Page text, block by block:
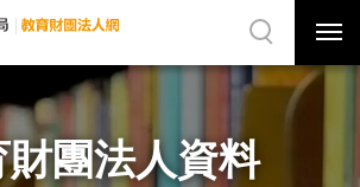
選
單
關
網
站
尋
財團法人資料